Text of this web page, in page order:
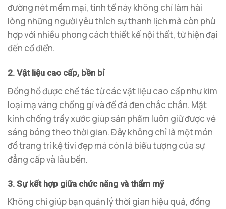
đường nét mềm mại, tinh tế này không chỉ làm hài
lòng những người yêu thích sự thanh lịch mà còn phù
hợp với nhiều phong cách thiết kế nội thất, từ hiện đại
đến cổ điển.
2. Vật liệu cao cấp, bền bỉ
Đồng hồ được chế tác từ các vật liệu cao cấp như kim
loại mạ vàng chống gỉ và đế đá đen chắc chắn. Mặt
kính chống trầy xước giúp sản phẩm luôn giữ được vẻ
sáng bóng theo thời gian. Đây không chỉ là một món
đồ trang trí kệ tivi đẹp mà còn là biểu tượng của sự
đẳng cấp và lâu bền.
3. Sự kết hợp giữa chức năng và thẩm mỹ
Không chỉ giúp bạn quản lý thời gian hiệu quả, đồng